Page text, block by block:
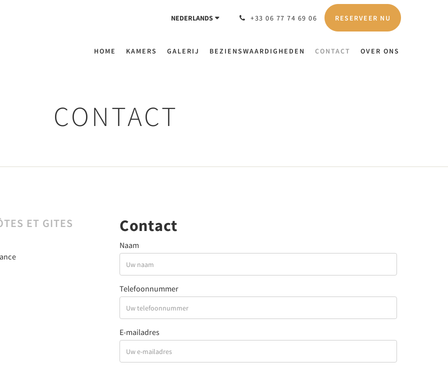
NEDERLANDS +33 06 77 74 69 06 RESERVEER NU
HOME KAMERS GALERIJ BEZIENSWAARDIGHEDEN CONTACT OVER ONS
CONTACT
ET GITES Contact
Naam
Telefoonnummer
E-mailadres